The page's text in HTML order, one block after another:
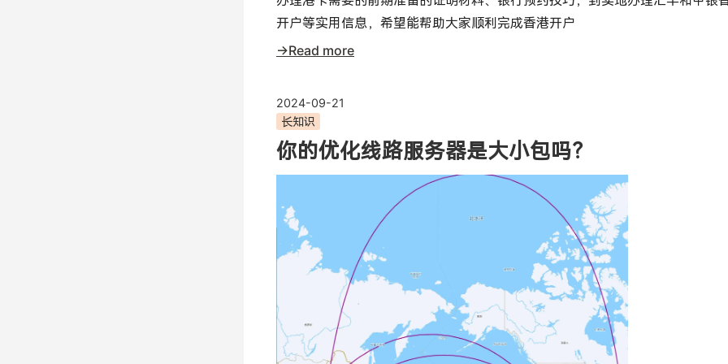
开户等实用信息，希望能帮助大家顺利完成香港开户
→Read more
2024-09-21
长知识
你的优化线路服务器是大小包吗？